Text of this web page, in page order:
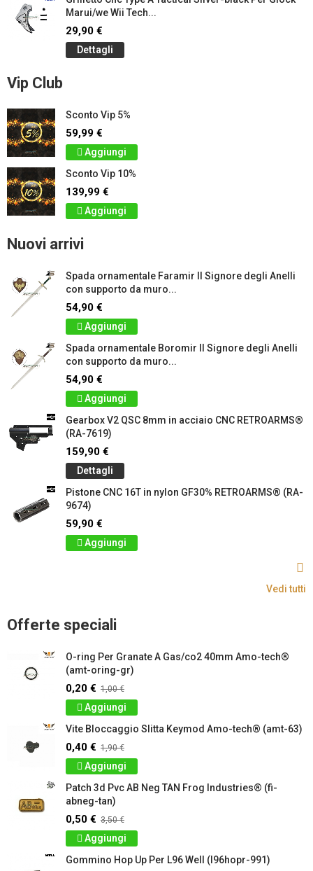
Marui/we Wii Tech...
29,90 €
Dettagli
Vip Club
Sconto Vip 5%
59,99 €
Aggiungi
Sconto Vip 10%
139,99 €
Aggiungi
Nuovi arrivi
Spada ornamentale Faramir Il Signore degli Anelli
con supporto da muro...
54,90 €
Aggiungi
Spada ornamentale Boromir Il Signore degli Anelli
con supporto da muro...
54,90 €
Aggiungi
Gearbox V2 QSC 8mm in acciaio CNC RETROARMS®
(RA-7619)
159,90 €
Dettagli
Pistone CNC 16T in nylon GF30% RETROARMS® (RA-
9674)
59,90 €
Aggiungi
Vedi tutti
Offerte speciali
O-ring Per Granate A Gas/co2 40mm Amo-tech®
(amt-oring-gr)
0,20 € 1,00 €
Aggiungi
Vite Bloccaggio Slitta Keymod Amo-tech® (amt-63)
0,40 € 1,90 €
Aggiungi
Patch 3d Pvc AB Neg TAN Frog Industries® (fi-
abneg-tan)
0,50 € 3,50 €
Aggiungi
Gommino Hop Up Per L96 Well (l96hopr-991)